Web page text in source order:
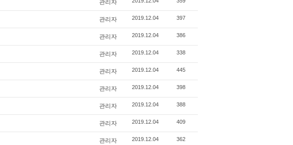
관리자
관리자 2019.12.04 397
관리자 2019.12.04 386
관리자 2019.12.04 338
관리자 2019.12.04 445
관리자 2019.12.04 398
관리자 2019.12.04 388
관리자 2019.12.04 409
관리자 2019.12.04 362